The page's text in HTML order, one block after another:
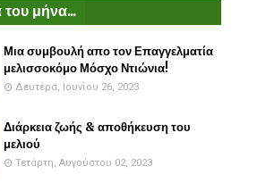
μήνα...
Μια συμβουλή απο τον Επαγγελματία
μελισσοκόμο Μόσχο Ντιώνια!
Δευτέρα, Ιουνίου 26, 2023
Διάρκεια ζωής & αποθήκευση του
μελιού
Τετάρτη, Αυγούστου 02, 2023